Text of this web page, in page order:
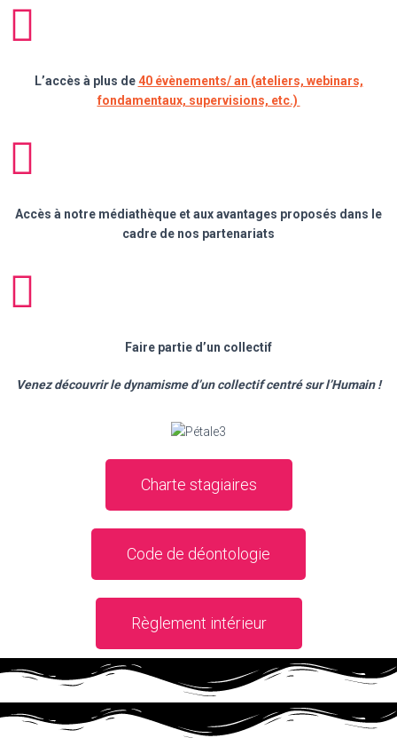
L’accès à plus de40 évènements/ an (ateliers, webinars,
fondamentaux, supervisions, etc.)
Accès à notre médiathèque et aux avantages proposés dans le
cadre de nos partenariats
Faire partie d’un collectif
Venez découvrir le dynamisme d’un collectif centré sur l’Humain !
Charte stagiaires
Code de déontologie
Règlement intérieur